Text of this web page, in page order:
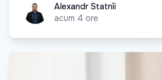
Alexandr Statnîi
Alexandr Statnîi
acum 4 ore